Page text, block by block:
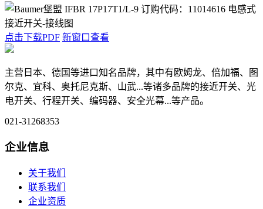
点击下载PDF 新窗口查看
主营日本、德国等进口知名品牌，其中有欧姆龙、倍加福、图
尔克、宜科、奥托尼克斯、山武...等诸多品牌的接近开关、光
电开关、行程开关、编码器、安全光幕...等产品。
021-31268353
企业信息
关于我们
联系我们
企业资质